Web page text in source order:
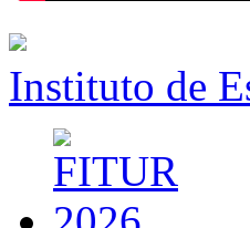
Instituto de